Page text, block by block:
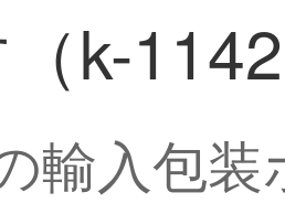
k-1142
輸入包